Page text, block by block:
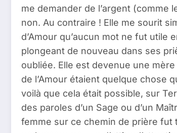
me demander de l’argent (comme
non. Au contraire ! Elle me sourit
d’Amour qu’aucun mot ne fut utile
plongeant de nouveau dans ses
oubliée. Elle est devenue une
de l’Amour étaient quelque chose
voilà que cela était possible, sur
des paroles d’un Sage ou d’un
femme sur ce chemin de prière fut